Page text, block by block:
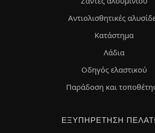
Αντιολισθητικές
Κατάστημα
Λάδια
Οδηγός ελαστικού
Παράδοση και
ΕΞΥΠΗΡΈΤΗΣΗ